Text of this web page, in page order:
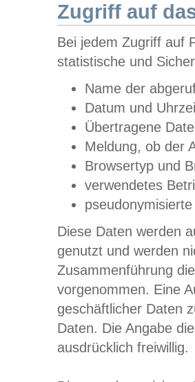
Zugriff auf
Bei jedem Zugriff auf
statistische und
Name der
Datum und
Übertragene
Meldung, ob der
Browsertyp und
verwendetes
Diese Daten werden
genutzt und werden
Zusammenführung
vorgenommen. Eine
geschäftlicher Daten
Daten. Die Angabe
ausdrücklich freiwillig.